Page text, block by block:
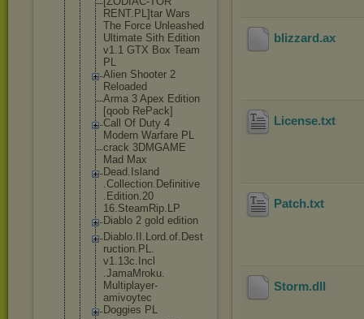
RENT.PL]tar Wars
The Force Unleashed
Ultimate Sith Edition
v1.1 GTX Box Team
PL
Alien Shooter 2
Reloaded
Arma 3 Apex Edition
[qoob RePack]
Call Of Duty 4
Modern Warfare PL
crack 3DMGAME
Mad Max
Dead.Island
.Collection.Definitive
.Edition.20
16.SteamRip.LP
Diablo 2 gold edition
Diablo.II.Lord.of.Dest
ruction.PL.
v1.13c.Incl
.JamaMroku.
Multiplayer-
amivoytec
Doggies PL
blizzard .ax
License.txt
Patch.txt
Storm.dll